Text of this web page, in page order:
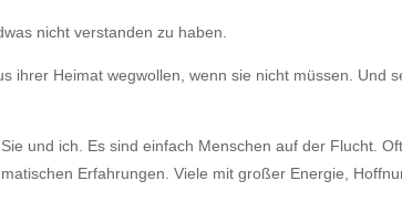
nicht verstanden zu haben.
ihrer Heimat wegwollen, wenn sie nicht müssen. Und
und ich. Es sind einfach Menschen auf der Flucht.
Erfahrungen. Viele mit großer Energie,